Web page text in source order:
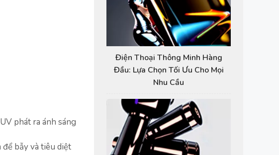
phát ra ánh sáng
bẫy và tiêu diệt
Điện Thoại Thông Minh Hàng
Đầu: Lựa Chọn Tối Ưu Cho Mọi
Nhu Cầu